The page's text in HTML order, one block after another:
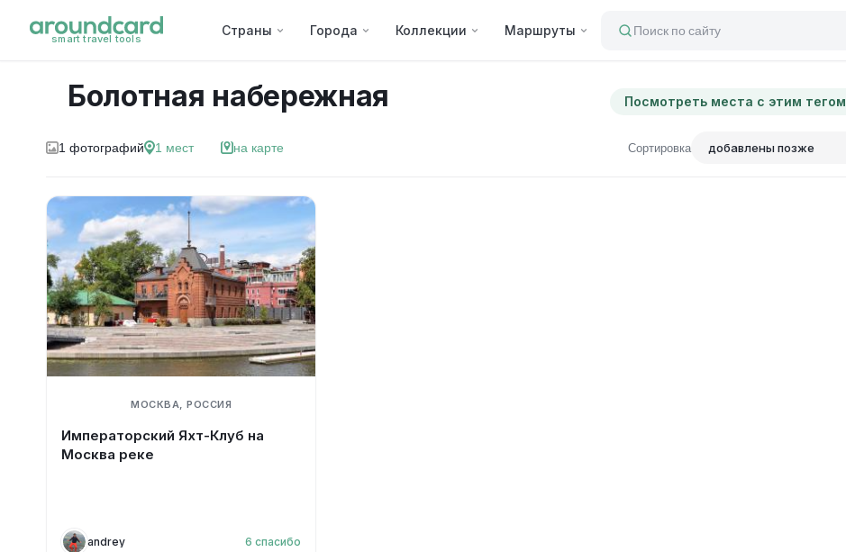
smart travel tools
Страны Города Коллекции Маршруты Поиск по сайту
Болотная набережная Посмотреть места с этим тегом
1 фотографий 1 мест на карте Сортировка
МОСКВА, РОССИЯ
Императорский Яхт-Клуб на
Москва реке
andrey 6 спасибо